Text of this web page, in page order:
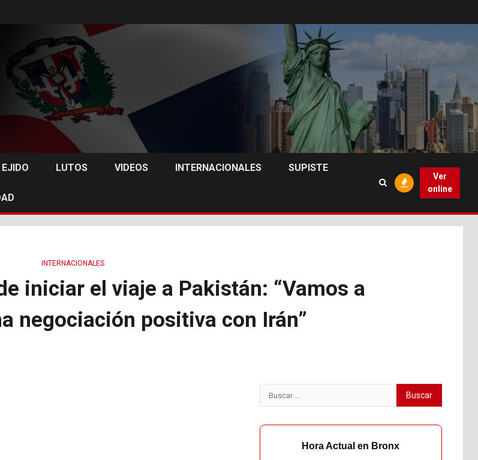
LUTOS VIDEOS INTERNACIONALES SUPISTE
Ver
online
INTERNACIONALES
iniciar el viaje a Pakistán: “Vamos a
negociación positiva con Irán”
Buscar:
Hora Actual en Bronx